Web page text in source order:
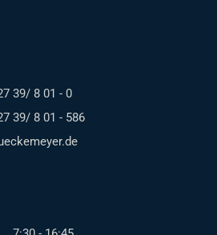
39/ 8 01 - 0
39/ 8 01 - 586